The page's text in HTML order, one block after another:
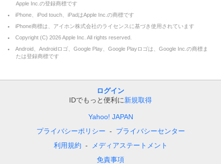
Apple Inc.の登録商標です
iPhone、iPod touch、iPadはApple Inc.の商標です
iPhone商標は、アイホン株式会社のライセンスに基づき使用されています
Copyright (C) 2026Apple Inc. All rights reserved.
Android、Androidロゴ、Google Play、Google Playロゴは、Google Inc.の商標ま
たは登録商標です
ログイン
IDでもっと便利に新規取得
Yahoo! JAPAN
プライバシーポリシー
プライバシーセンター
利用規約
メディアステートメント
免責事項